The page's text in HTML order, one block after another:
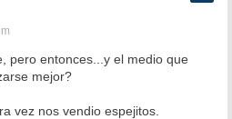
pero entonces...y el medio que
mejor?
vez nos vendio espejitos.